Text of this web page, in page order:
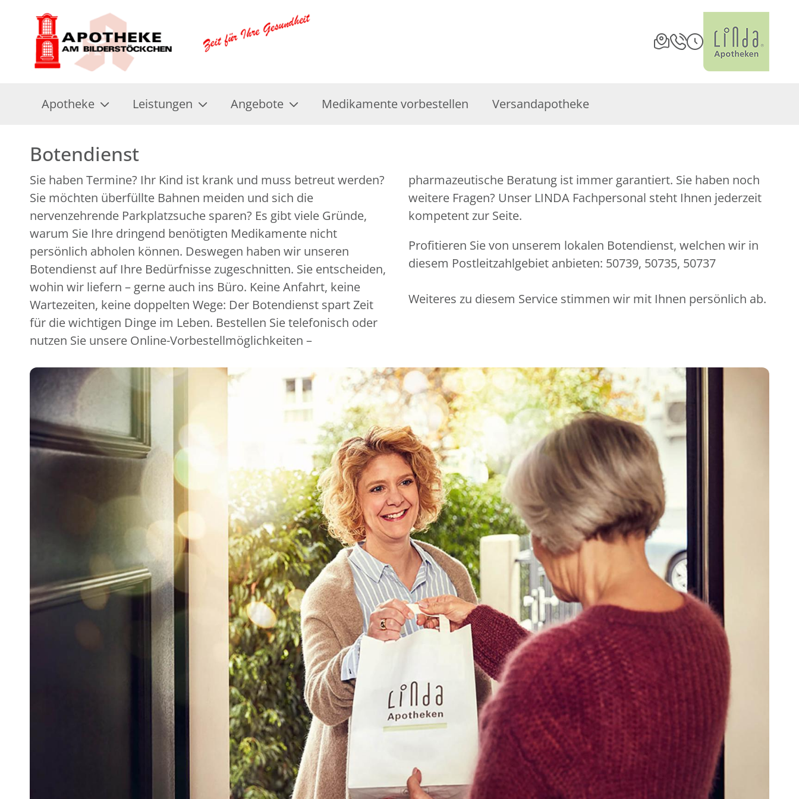
Apotheke Leistungen Angebote Medikamente vorbestellen Versandapotheke
Botendienst
Sie haben Termine? Ihr Kind ist krank und muss betreut werden?
Sie möchten überfüllte Bahnen meiden und sich die
nervenzehrende Parkplatzsuche sparen? Es gibt viele Gründe,
warum Sie Ihre dringend benötigten Medikamente nicht
persönlich abholen können. Deswegen haben wir unseren
Botendienst auf Ihre Bedürfnisse zugeschnitten. Sie entscheiden,
wohin wir liefern – gerne auch ins Büro. Keine Anfahrt, keine
Wartezeiten, keine doppelten Wege: Der Botendienst spart Zeit
für die wichtigen Dinge im Leben. Bestellen Sie telefonisch oder
nutzen Sie unsere Online-Vorbestellmöglichkeiten –
pharmazeutische Beratung ist immer garantiert. Sie haben noch
weitere Fragen? Unser LINDA Fachpersonal steht Ihnen jederzeit
kompetent zur Seite.
Profitieren Sie von unserem lokalen Botendienst, welchen wir in
diesem Postleitzahlgebiet anbieten: 50739, 50735, 50737
Weiteres zu diesem Service stimmen wir mit Ihnen persönlich ab.